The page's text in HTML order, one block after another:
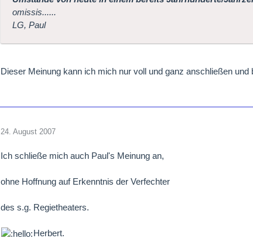
omissis......
LG, Paul
Dieser Meinung kann ich mich nur voll und ganz anschließen
24. August 2007
Ich schließe mich auch Paul's Meinung an,
ohne Hoffnung auf Erkenntnis der Verfechter
des s.g. Regietheaters.
Herbert.